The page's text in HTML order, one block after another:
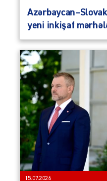
yeni inkişaf
15.07.2026